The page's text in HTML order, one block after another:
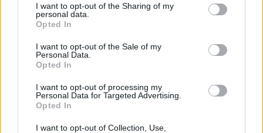
de su consentimiento, pero usted tiene el derecho de
rechazar tal procesamiento. Sus preferencias se aplicarán
cualquier momento entrando de nuevo en este sitio web o
visitando nuestra política de privacidad.
I want to opt-out of the Sharing of my
personal data.
Opted In
I want to opt-out of the Sale of my
Personal Data.
Opted In
I want to opt-out of processing my
Personal Data for Targeted Advertising.
Opted In
I want to opt-out of Collection, Use,